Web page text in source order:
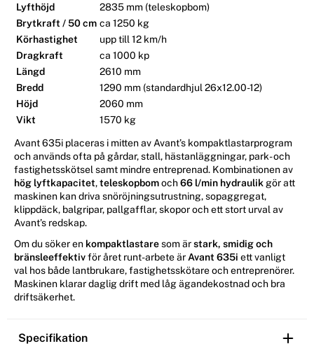
Lyfthöjd
2835 mm (teleskopbom)
Brytkraft / 50 cm ca 1250 kg
Körhastighet
upp till 12 km/h
Dragkraft
ca 1000 kp
Längd
2610 mm
Bredd
1290 mm (standardhjul 26x12.00-12)
Höjd
2060 mm
Vikt
1570 kg
Avant 635i placeras i mitten av Avant’s kompaktlastarprogram
och används ofta på gårdar, stall, hästanläggningar, park- och
fastighetsskötsel samt mindre entreprenad. Kombinationen av
hög lyftkapacitet,teleskopbomoch66 l/min hydraulik gör att
maskinen kan driva snöröjningsutrustning, sopaggregat,
klippdäck, balgripar, pallgafflar, skopor och ett stort urval av
Avant’s redskap.
Om du söker en kompaktlastaresom ärstark, smidig och
bränsleeffektivför året runt-arbete ärAvant 635i ett vanligt
val hos både lantbrukare, fastighetsskötare och entreprenörer.
Maskinen klarar daglig drift med låg ägandekostnad och bra
driftsäkerhet.
Specifikation